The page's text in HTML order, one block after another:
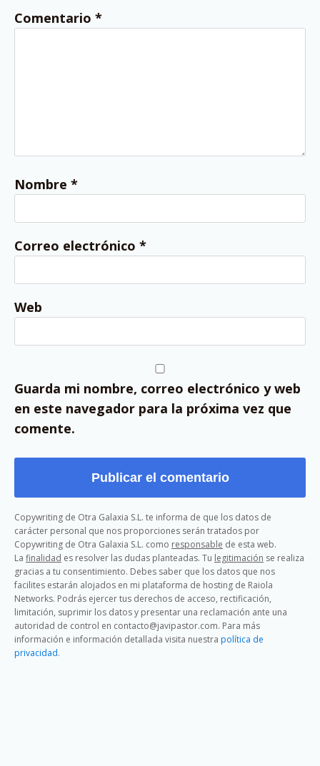
Comentario *
Nombre *
Correo electrónico *
Web
Guarda mi nombre, correo electrónico y web
en este navegador para la próxima vez que
comente.
Copywriting de Otra Galaxia S.L. te informa de que los datos de
carácter personal que nos proporciones serán tratados por
Copywriting de Otra Galaxia S.L. como responsable de esta web.
La finalidad es resolver las dudas planteadas. Tu legitimación se realiza
gracias a tu consentimiento. Debes saber que los datos que nos
facilites estarán alojados en mi plataforma de hosting de Raiola
Networks. Podrás ejercer tus derechos de acceso, rectificación,
limitación, suprimir los datos y presentar una reclamación ante una
autoridad de control en contacto@javipastor.com. Para más
información e información detallada visita nuestra política de
privacidad.